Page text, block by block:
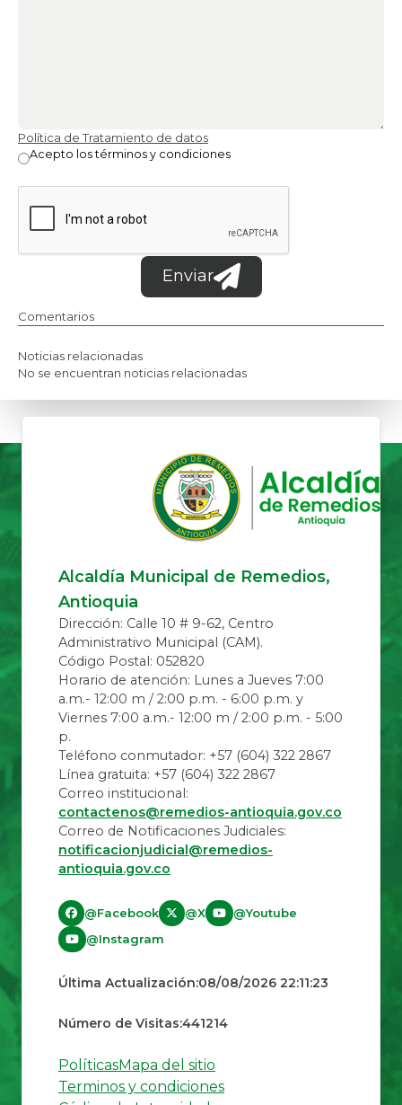
Política de Tratamiento de datos
Acepto los términos y condiciones
Enviar
Comentarios
Noticias relacionadas
No se encuentran noticias relacionadas
Alcaldía Municipal de Remedios,
Antioquia
Dirección: Calle 10 # 9-62, Centro
Administrativo Municipal (CAM).
Código Postal: 052820
Horario de atención: Lunes a Jueves 7:00
a.m.- 12:00 m / 2:00 p.m. - 6:00 p.m. y
Viernes 7:00 a.m.- 12:00 m / 2:00 p.m. - 5:00
p.
Teléfono conmutador: +57 (604) 322 2867
Línea gratuita: +57 (604) 322 2867
Correo institucional:
contactenos@remedios-antioquia.gov.co
Correo de Notificaciones Judiciales:
notificacionjudicial@remedios-
antioquia.gov.co
@Facebook @X
@Youtube
@Instagram
Última Actualización:08/08/2026 22:11:23
Número de Visitas:441214
PolíticasMapa del sitio
Terminos y condiciones